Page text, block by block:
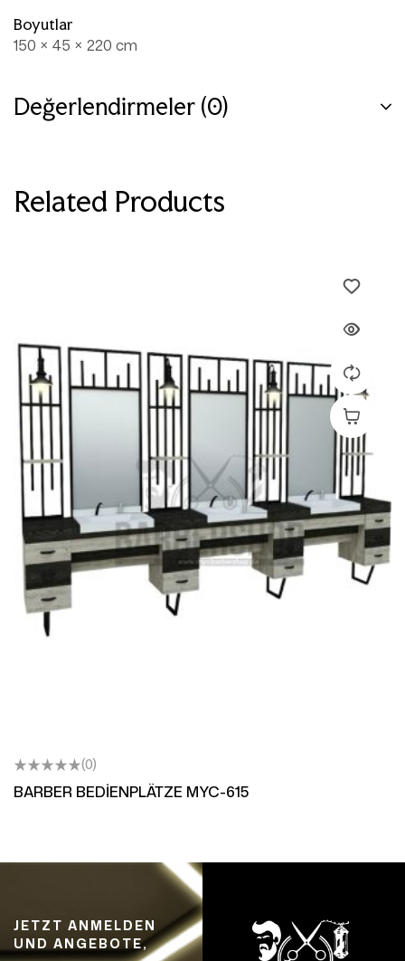
Boyutlar
150 × 45 × 220 cm
Değerlendirmeler (0)
Related Products
(0)
BARBER BEDİENPLÄTZE MYC-615
JETZT ANMELDEN
UND ANGEBOTE,